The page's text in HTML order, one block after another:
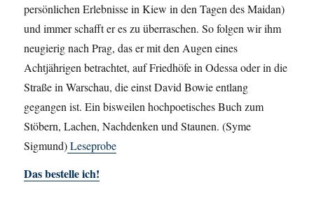
persönlichen Erlebnisse in Kiew in den Tagen des Maidan)
und immer schafft er es zu überraschen. So folgen wir ihm
neugierig nach Prag, das er mit den Augen eines
Achtjährigen betrachtet, auf Friedhöfe in Odessa oder in die
Straße in Warschau, die einst David Bowie entlang
gegangen ist. Ein bisweilen hochpoetisches Buch zum
Stöbern, Lachen, Nachdenken und Staunen. (Syme
Sigmund)Leseprobe
Das bestelle ich!